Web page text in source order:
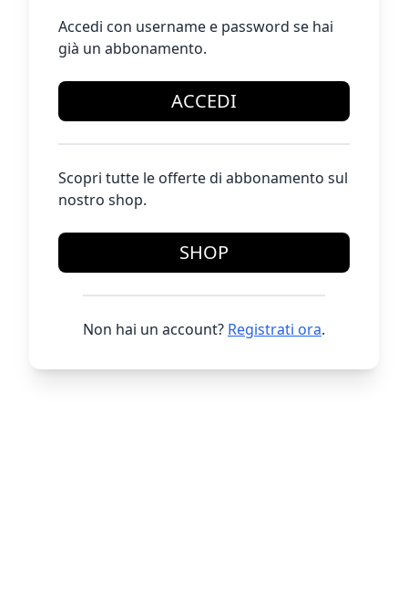
Accedi con username e password se hai
già un abbonamento.
ACCEDI
Scopri tutte le offerte di abbonamento sul
nostro shop.
SHOP
Non hai un account? Registrati ora.